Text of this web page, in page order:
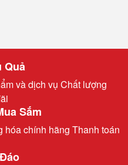
Quả
và dịch vụ Chất lượng
Sắm
hóa chính hãng Thanh toán